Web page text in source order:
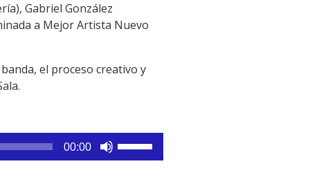
Gabriel González
a Mejor Artista Nuevo
el proceso creativo y
00:00